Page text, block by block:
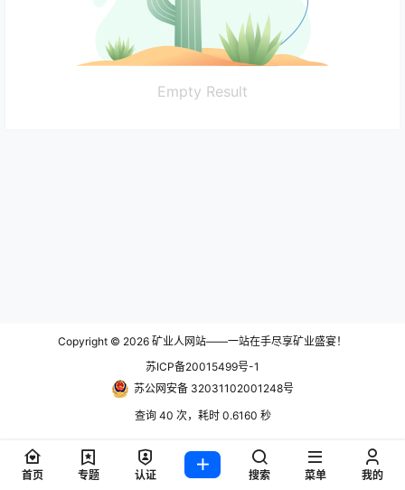
Empty Result
Copyright © 2026 矿业人网站——一站在手尽享矿业盛宴！
苏ICP备20015499号-1
苏公网安备 32031102001248号
查询 40 次，耗时 0.6160 秒
首页 专题 认证 搜索 菜单 我的